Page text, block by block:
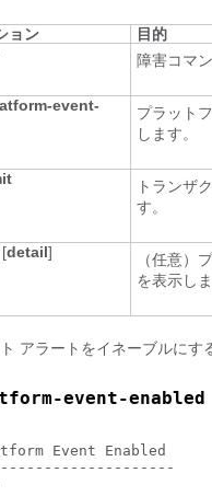
ョン
目的
障害コマ
event-
プラット
します。
トランザ
す。
[detail]
（任意）
を表示しま
アラートをイネーブルにす
event-enabled
Event Enabled
yes